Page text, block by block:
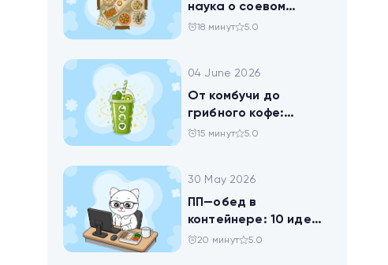
наука о соевом
твороге, который
18 минут 5.0
04 June 2026
От комбучи до
грибного кофе:
разбираемся в
15 минут 5.0
30 May 2026
ПП—обед в
контейнере: 10 идей
для офисников,
20 минут 5.0